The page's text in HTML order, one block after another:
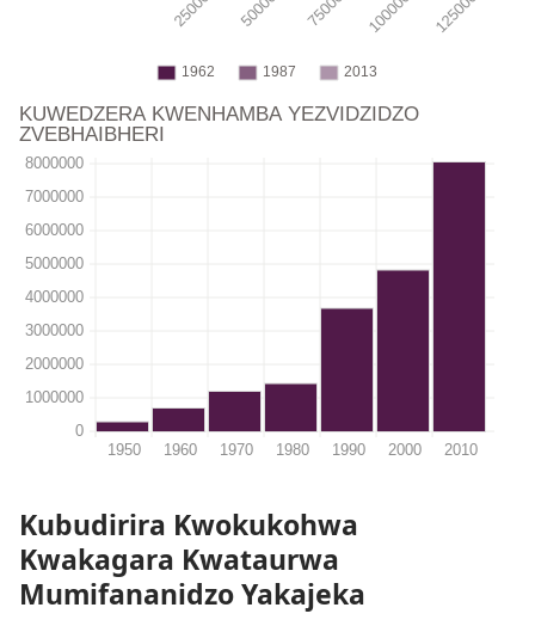
Kubudirira Kwokukohwa
Kwakagara Kwataurwa
Mumifananidzo Yakajeka